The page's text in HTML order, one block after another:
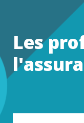
de
Les